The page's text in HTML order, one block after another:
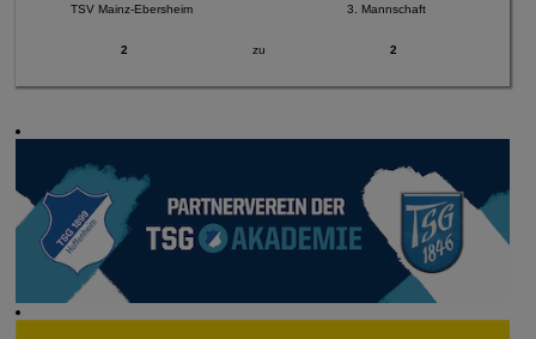
TSV Mainz-Ebersheim 3. Mannschaft
2 zu 2